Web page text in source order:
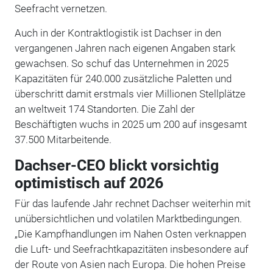
Seefracht vernetzen.
Auch in der Kontraktlogistik ist Dachser in den
vergangenen Jahren nach eigenen Angaben stark
gewachsen. So schuf das Unternehmen in 2025
Kapazitäten für 240.000 zusätzliche Paletten und
überschritt damit erstmals vier Millionen Stellplätze
an weltweit 174 Standorten. Die Zahl der
Beschäftigten wuchs in 2025 um 200 auf insgesamt
37.500 Mitarbeitende.
Dachser-CEO blickt vorsichtig
optimistisch auf 2026
Für das laufende Jahr rechnet Dachser weiterhin mit
unübersichtlichen und volatilen Marktbedingungen.
„Die Kampfhandlungen im Nahen Osten verknappen
die Luft- und Seefrachtkapazitäten insbesondere auf
der Route von Asien nach Europa. Die hohen Preise